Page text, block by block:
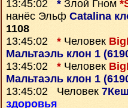
13:45:02 * Злой Гном
нанёс Эльф Catalina
1108
13:45:02 * Человек
Мальтаэль клон 1
13:45:02 * Человек
Мальтаэль клон 1
13:45:02 Человек
здоровья